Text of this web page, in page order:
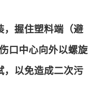
，握住塑料端（避
口中心向外以螺旋
，以免造成二次污